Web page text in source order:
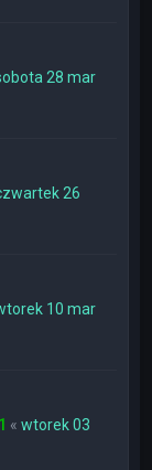
28 mar
26
10 mar
«wtorek 03